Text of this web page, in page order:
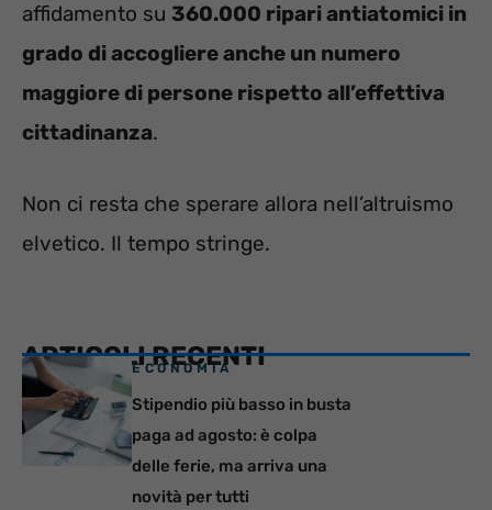
affidamento su 360.000 ripari antiatomici in
grado di accogliere anche un numero
maggiore di persone rispetto all’effettiva
cittadinanza.
Non ci resta che sperare allora nell’altruismo
elvetico. Il tempo stringe.
ARTICOLI RECENTI
ECONOMIA
Stipendio più basso in busta
paga ad agosto: è colpa
delle ferie, ma arriva una
novità per tutti